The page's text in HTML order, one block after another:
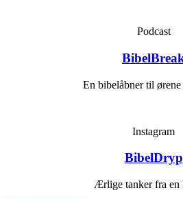
Podcast
En bibelåbner til
Instagram
BibelDryp
Ærlige tanker fra en